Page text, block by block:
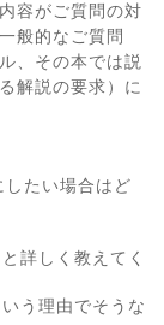
容がご質問の対
般的なご質問
、その本では説
解説の要求）に
したい場合はど
詳しく教えてく
う理由でそうな